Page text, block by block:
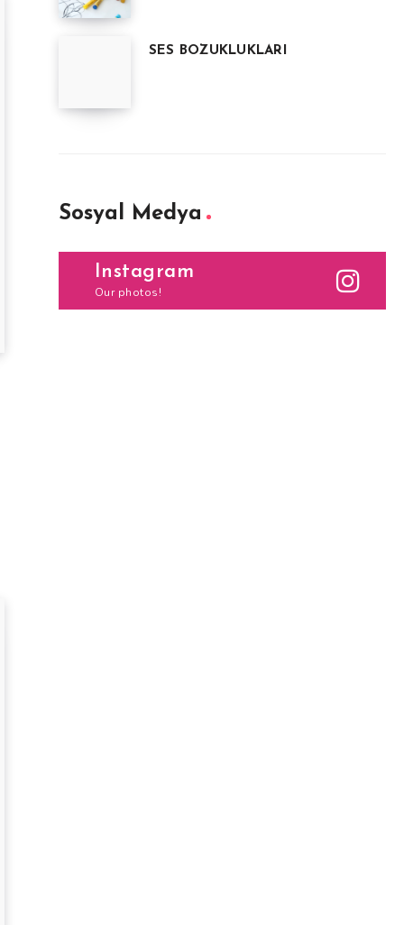
SES BOZUKLUKLARI
Sosyal Medya
Instagram
Our photos!